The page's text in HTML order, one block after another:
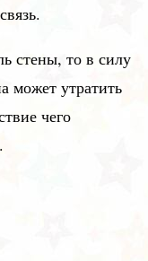
стены, то в силу
может утратить
чего